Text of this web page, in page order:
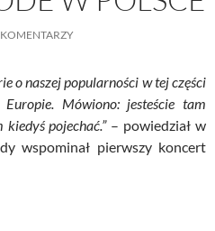
o naszej popularności w tej części
Mówiono: jesteście tam
pojechać.”– powiedział w
wspominał pierwszy koncert
o pierwszym koncercie depeche